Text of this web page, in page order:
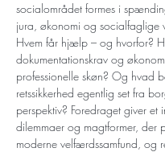
socialområdet formes i
jura, økonomi og socialfaglige
Hvem får hjælp – og hvorfor?
dokumentationskrav og
professionelle skøn? Og hvad
retssikkerhed egentlig set fra
perspektiv? Foredraget giver et
dilemmaer og magtformer, der
moderne velfærdssamfund, og